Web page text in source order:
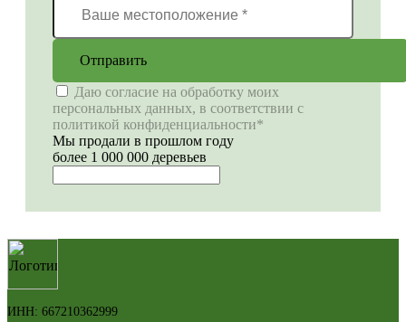
Отправить
Даю согласие на обработку моих
персональных данных, в соответствии с
политикой конфиденциальности*
Мы продали в прошлом году
более 1 000 000 деревьев
ИНН: 667210362999